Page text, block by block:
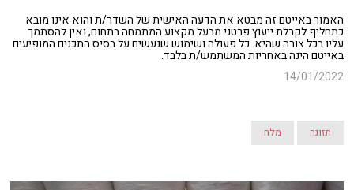
האמור באייטם זה מבטא את הדעה האישית של השדר/ת והוא אינו מובא
כתחליף לקבלת ייעוץ פרטני מבעל מקצוע המתמחה בתחום, ואין להסתמך
עליו בכל צורה שהיא. כל פעולה ושימוש שנעשים על בסיס התכנים המופיעים
באייטם הינה באחריות המשתמש/ת בלבד.
14/01/2022
תזונה מלח